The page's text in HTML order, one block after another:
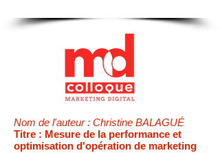
Nom de l'auteur : Christine BALAGUÉ
Titre : Mesure de la performance et
optimisation d'opération de marketing